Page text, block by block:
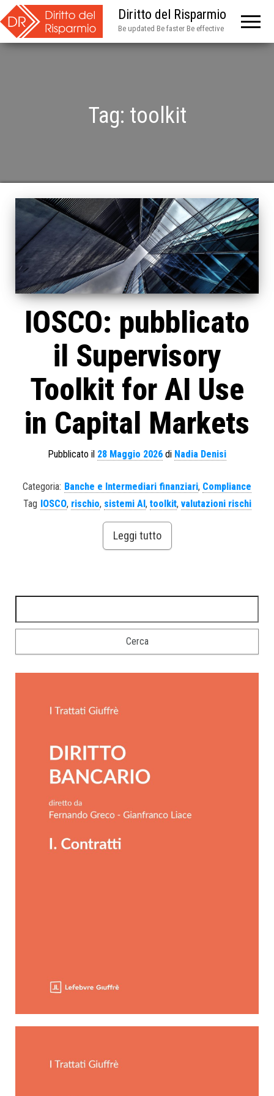
Diritto del Risparmio
Be updated Be faster Be effective
Tag: toolkit
IOSCO: pubblicato
il Supervisory
Toolkit for AI Use
in Capital Markets
Pubblicato il 28 Maggio 2026 di Nadia Denisi
Categoria: Banche e Intermediari finanziari, Compliance
Tag IOSCO, rischio, sistemi AI , toolkit, valutazioni rischi
Leggi tutto